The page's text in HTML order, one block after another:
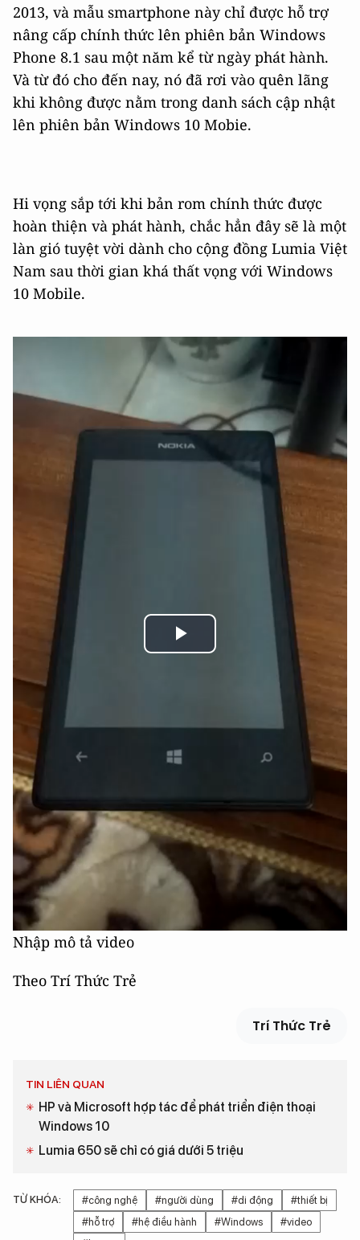
2013, và mẫu smartphone này chỉ được hỗ trợ
nâng cấp chính thức lên phiên bản Windows
Phone 8.1 sau một năm kể từ ngày phát hành.
Và từ đó cho đến nay, nó đã rơi vào quên lãng
khi không được nằm trong danh sách cập nhật
lên phiên bản Windows 10 Mobie.
Hi vọng sắp tới khi bản rom chính thức được
hoàn thiện và phát hành, chắc hẳn đây sẽ là một
làn gió tuyệt vời dành cho cộng đồng Lumia Việt
Nam sau thời gian khá thất vọng với Windows
10 Mobile.
Play
Nhập mô tả video
Theo Trí Thức Trẻ
Trí Thức Trẻ
TIN LIÊN QUAN
HP và Microsoft hợp tác để phát triển điện thoại
Windows 10
Lumia 650 sẽ chỉ có giá dưới 5 triệu
TỪ KHÓA: #công nghệ #người dùng #di động
#thiết bị
#hỗ trợ
#hệ điều hành #Windows
#video